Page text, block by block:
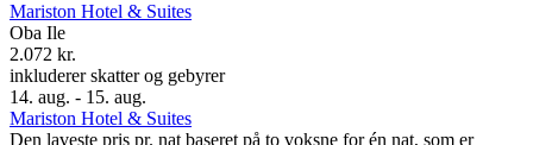
Mariston Hotel & Suites
Oba Ile
2.072 kr.
inkluderer skatter og gebyrer
14. aug. - 15. aug.
Mariston Hotel & Suites
Den laveste pris pr. nat baseret på to voksne for én nat, som er